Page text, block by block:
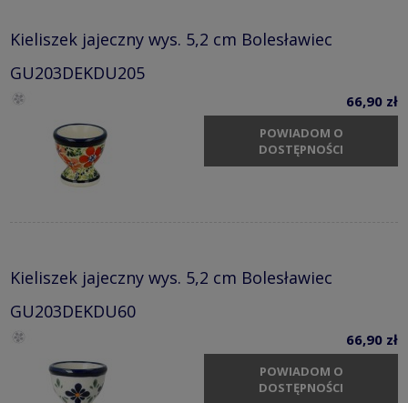
Kieliszek jajeczny wys. 5,2 cm Bolesławiec
GU203DEKDU205
66,90 zł
POWIADOM O
DOSTĘPNOŚCI
Kieliszek jajeczny wys. 5,2 cm Bolesławiec
GU203DEKDU60
66,90 zł
POWIADOM O
DOSTĘPNOŚCI